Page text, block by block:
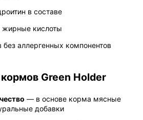
в составе
кислоты
без аллергенных компонентов
Green Holder
— в основе корма мясные
добавки